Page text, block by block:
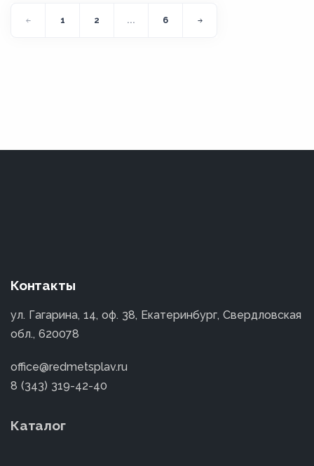
1 2 ... 6
Контакты
ул. Гагарина, 14, оф. 38, Екатеринбург, Свердловская
обл., 620078
office@redmetsplav.ru
8 (343) 319-42-40
Каталог